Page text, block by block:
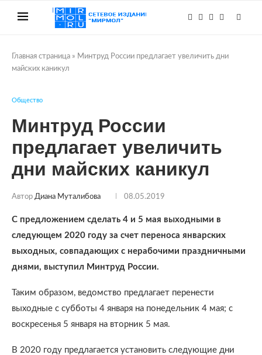
Главная страница » Минтруд России предлагает увеличить дни
майских каникул
Общество
Минтруд России
предлагает увеличить
дни майских каникул
Автор Диана Муталибова 08.05.2019
С предложением сделать 4 и 5 мая выходными в
следующем 2020 году за счет переноса январских
выходных, совпадающих с нерабочими праздничными
днями, выступил Минтруд России.
Таким образом, ведомство предлагает перенести
выходные с субботы 4 января на понедельник 4 мая; с
воскресенья 5 января на вторник 5 мая.
В 2020 году предлагается установить следующие дни